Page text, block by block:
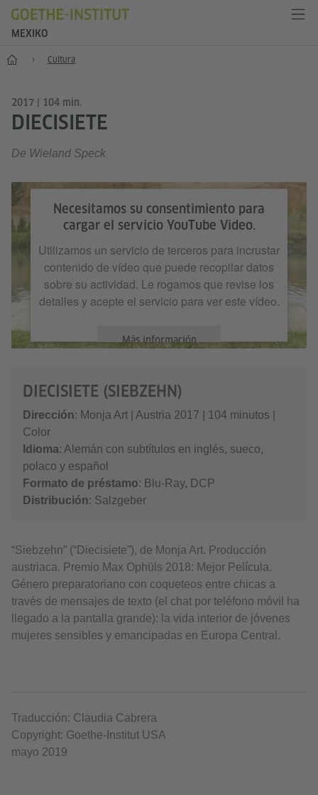
MEXIKO
Inicio Cultura
2017 | 104 min.
DIECISIETE
De Wieland Speck
Necesitamos su consentimiento para
cargar el servicio YouTube Video.
Utilizamos un servicio de terceros para incrustar
contenido de vídeo que puede recopilar datos
sobre su actividad. Le rogamos que revise los
detalles y acepte el servicio para ver este vídeo.
Más información
DIECISIETE (SIEBZEHN)
Dirección: Monja Art | Austria 2017 | 104 minutos |
Color
Idioma: Alemán con subtítulos en inglés, sueco,
polaco y español
Formato de préstamo: Blu-Ray, DCP
Distribución: Salzgeber
“Siebzehn” (“Diecisiete”), de Monja Art. Producción
austriaca. Premio Max Ophüls 2018: Mejor Película.
Género preparatoriano con coqueteos entre chicas a
través de mensajes de texto (el chat por teléfono móvil ha
llegado a la pantalla grande): la vida interior de jóvenes
mujeres sensibles y emancipadas en Europa Central.
Traducción: Claudia Cabrera
Copyright: Goethe-Institut USA
mayo 2019